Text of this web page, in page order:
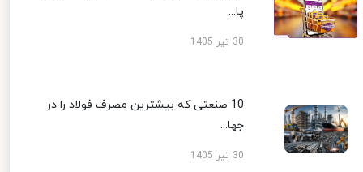
پا...
30 تیر 1405
10 صنعتی که بیشترین مصرف فولاد را در
جها...
30 تیر 1405